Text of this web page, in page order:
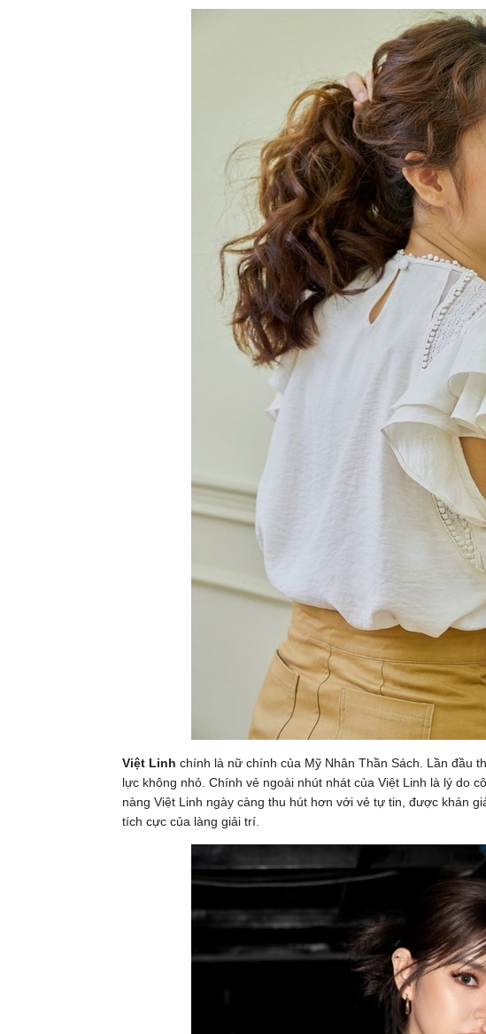
Việt Linh chính là nữ chính của Mỹ Nhân Thần Sách. Lần đầu
lực không nhỏ. Chính vẻ ngoài nhút nhát của Việt Linh là lý do
nàng Việt Linh ngày càng thu hút hơn với vẻ tự tin, được khán
tích cực của làng giải trí.